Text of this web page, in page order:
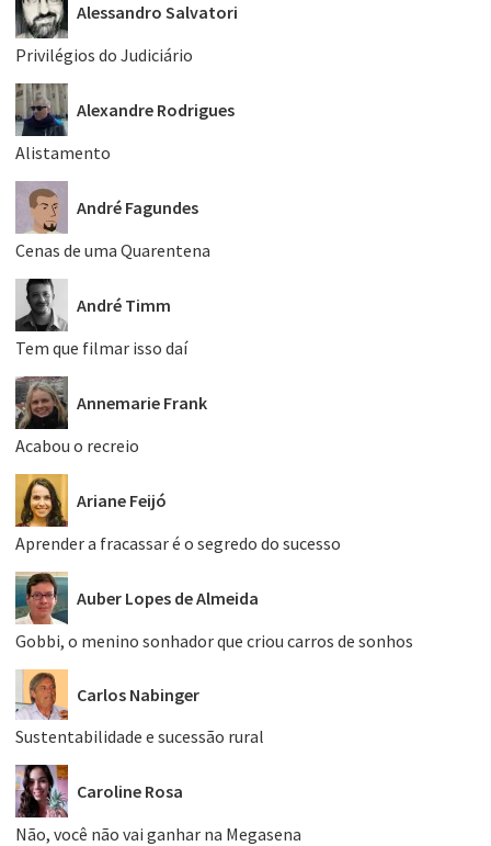
Alessandro Salvatori
Privilégios do Judiciário
Alexandre Rodrigues
Alistamento
André Fagundes
Cenas de uma Quarentena
André Timm
Tem que filmar isso daí
Annemarie Frank
Acabou o recreio
Ariane Feijó
Aprender a fracassar é o segredo do sucesso
Auber Lopes de Almeida
Gobbi, o menino sonhador que criou carros de sonhos
Carlos Nabinger
Sustentabilidade e sucessão rural
Caroline Rosa
Não, você não vai ganhar na Megasena